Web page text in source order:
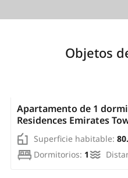
Objetos
Apartamento de 1
Residences Emirates
Superficie habitable:
Dormitorios: 1